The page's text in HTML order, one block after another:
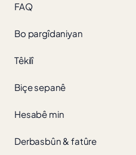
FAQ
Bo pargîdaniyan
Têkilî
Biçe sepanê
Hesabê min
Derbasbûn & fatûre